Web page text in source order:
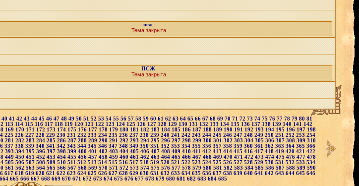
псж
Тема закрыта
ПСЖ
Тема закрыта
40 41 42 43 44 45 46 47 48 49 50 51 52 53 54 55 56 57 58 59 6061 62 63 64 65 66 67 68 69 70 71 72 73 74 75 76 77 78 79 80 81
113 114 115 116 117118 119 120 121 122 123 124 125 126 127 128 129 130 131 132 133 134 135 136 137 138 139 140 141
142
169 170 171 172 173 174 175 176 177 178 179 180 181 182 183 184 185 186 187 188 189 190 191 192 193 194 195 196 197 198
225 226227 228 229 230 231 232 233 234 235 236 237 238 239 240 241 242 243 244 245 246 247 248 249 250 251 252 253 254
281 282 283 284 285 286 287 288 289 290 291 292 293 294 295 296 297 298 299 300 301 302 303 304 305 306 307 308 309 310
337 338 339 340 341 342 343 344 345 346 347 348 349 350 351 352 353 354 355 356 357 358 359 360 361 362 363 364 365 366
393 394 395 396 397 398 399 400 401 402 403 404 405 406 407 408 409 410 411 412 413 414 415 416 417 418 419 420 421 422
449 450 451 452 453 454 455 456 457 458 459 460 461 462 463 464 465 466 467 468 469 470 471 472 473 474 475 476 477 478
505 506 507 508 509 510 511 512 513 514 515 516 517 518 519 520 521 522 523 524 525 526 527 528 529 530 531 532 533 534
561 562 563 564 565 566 567 568 569 570 571 572 573 574 575 576 577 578 579 580 581 582 583 584 585 586 587 588 589 590
617 618 619 620 621 622 623 624 625 626 627 628 629 630 631 632 633 634 635 636 637 638 639 640 641 642 643 644 645 646
664 665 666 667 668 669 670 671 672 673 674 675 676 677 678 679 680 681 682 683 684 685